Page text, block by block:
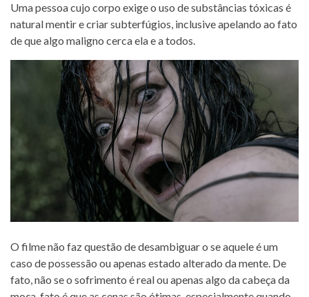
Uma pessoa cujo corpo exige o uso de substâncias tóxicas é
natural mentir e criar subterfúgios, inclusive apelando ao fato
de que algo maligno cerca ela e a todos.
O filme não faz questão de desambiguar o se aquele é um
caso de possessão ou apenas estado alterado da mente. De
fato, não se o sofrimento é real ou apenas algo da cabeça da